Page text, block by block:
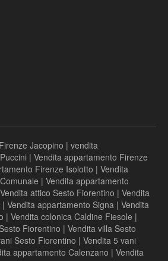
Jacopino | vendita
| Vendita appartamento Firenze
Firenze Isolotto | Vendita
| Vendita appartamento
Vendita attico Sesto Fiorentino | Vendita
| Vendita appartamento Signa | Vendita
| Vendita colonica Caldine Fiesole |
Fiorentino | Vendita villa Sesto
Sesto Fiorentino | Vendita 5 vani
appartamento Calenzano | Vendita